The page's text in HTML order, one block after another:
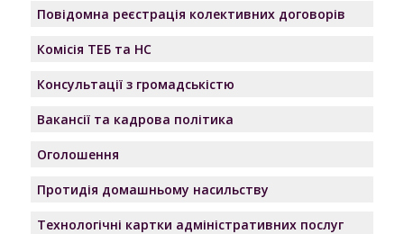
Повідомна реєстрація колективних договорів
Комісія ТЕБ та НС
Консультації з громадськістю
Вакансії та кадрова політика
Оголошення
Протидія домашньому насильству
Технологічні картки адміністративних послуг